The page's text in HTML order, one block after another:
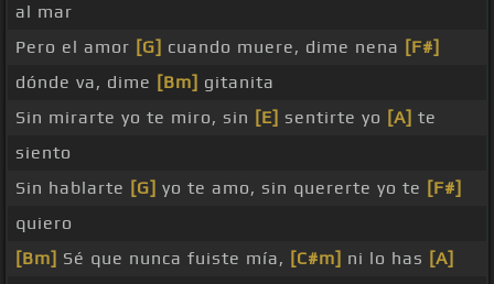
al mar
Pero el amor [G] cuando muere, dime nena [F#]
dónde va, dime [Bm] gitanita
Sin mirarte yo te miro, sin [E] sentirte yo [A] te
siento
Sin hablarte [G] yo te amo, sin quererte yo te [F#]
quiero
[Bm] Sé que nunca fuiste mía, [C#m] ni lo has [A]